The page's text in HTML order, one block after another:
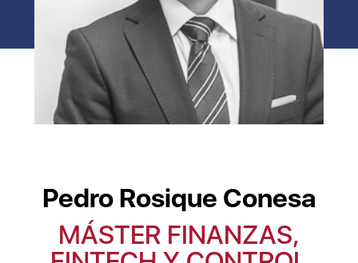
Pedro Rosique Conesa
MÁSTER FINANZAS,